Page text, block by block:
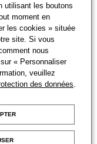
utilisant les boutons
moment en
les cookies » située
site. Si vous
nous
« Personnaliser
veuillez
des données